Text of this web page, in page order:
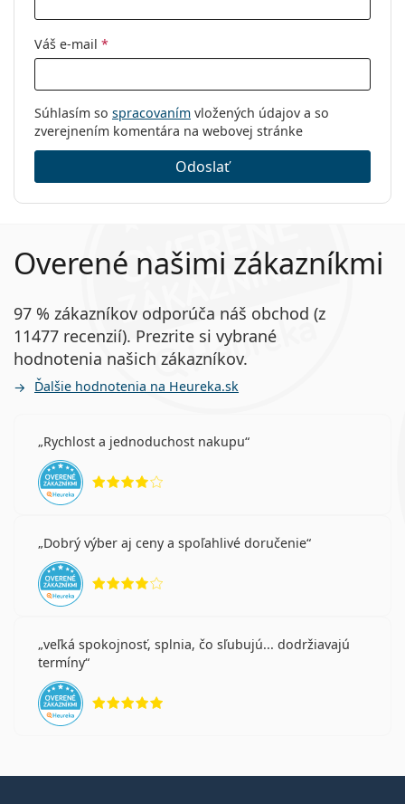
Váš e-mail *
Súhlasím so spracovaním vložených údajov a so
zverejnením komentára na webovej stránke
Odoslať
Overené našimi zákazníkmi
97 % zákazníkov odporúča náš obchod (z
11477 recenzií). Prezrite si vybrané
hodnotenia našich zákazníkov.
Ďalšie hodnotenia na Heureka.sk
Rychlost a jednoduchost nakupu
Dobrý výber aj ceny a spoľahlivé doručenie
veľká spokojnosť, splnia, čo sľubujú... dodržiavajú
termíny